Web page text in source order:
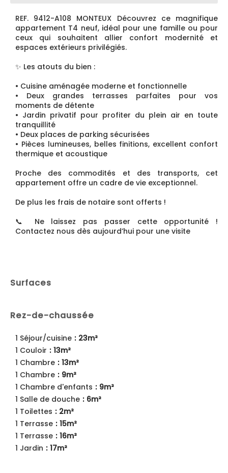
REF. 9412-A108 MONTEUX Découvrez ce magnifique
appartement T4 neuf, idéal pour une famille ou pour
ceux qui souhaitent allier confort modernité et
espaces extérieurs privilégiés.
✨ Les atouts du bien :
• Cuisine aménagée moderne et fonctionnelle
• Deux grandes terrasses parfaites pour vos
moments de détente
• Jardin privatif pour profiter du plein air en toute
tranquillité
• Deux places de parking sécurisées
• Pièces lumineuses, belles finitions, excellent confort
thermique et acoustique
Proche des commodités et des transports, cet
appartement offre un cadre de vie exceptionnel.
De plus les frais de notaire sont offerts !
📞 Ne laissez pas passer cette opportunité !
Contactez nous dès aujourd’hui pour une visite
Surfaces
Rez-de-chaussée
1 Séjour/cuisine
23m²
1 Couloir
13m²
1 Chambre
13m²
1 Chambre
9m²
1 Chambre d'enfants
9m²
1 Salle de douche
6m²
1 Toilettes
2m²
1 Terrasse
15m²
1 Terrasse
16m²
1 Jardin
17m²